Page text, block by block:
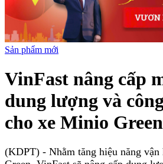
Sản phẩm mới
VinFast nâng cấp
dung lượng và
cho xe Minio Green
(KDPT) - Nhằm tăng hiệu năng